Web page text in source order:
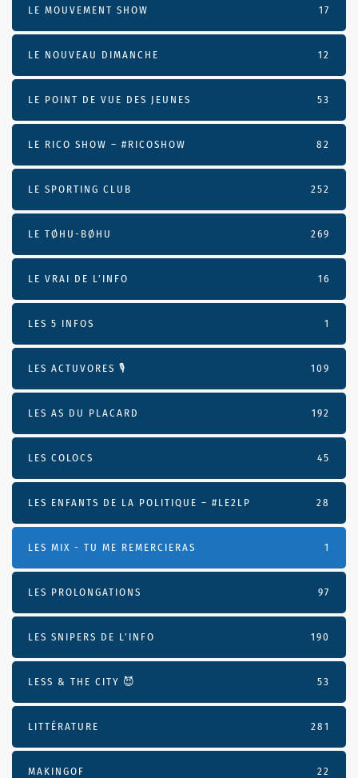
LE MOUVEMENT SHOW 17
LE NOUVEAU DIMANCHE 12
LE POINT DE VUE DES JEUNES 53
LE RICO SHOW – #RICOSHOW 82
LE SPORTING CLUB 252
LE TØHU-BØHU 269
LE VRAI DE L’INFO 16
LES 5 INFOS 1
LES ACTUVORES 🎙 109
LES AS DU PLACARD 192
LES COLOCS 45
LES ENFANTS DE LA POLITIQUE – #LE2LP 28
LES MIX - TU ME REMERCIERAS 1
LES PROLONGATIONS 97
LES SNIPERS DE L’INFO 190
LESS & THE CITY 😈 53
LITTÉRATURE 281
MAKINGOF 22